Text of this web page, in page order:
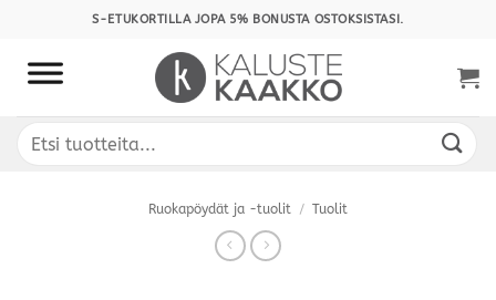
content
S-ETUKORTILLA JOPA 5% BONUSTA OSTOKSISTASI.
Etsi:
Ruokapöydät ja -tuolit / Tuolit